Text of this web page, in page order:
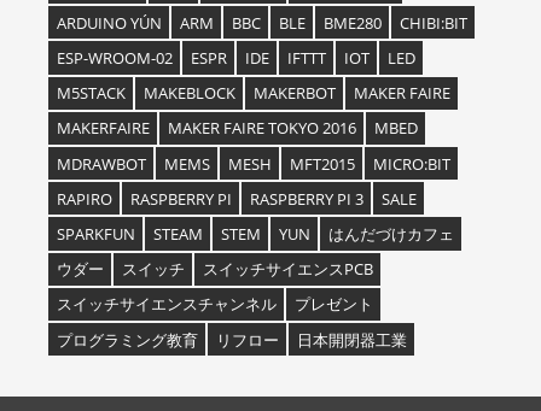
ARDUINO YÚN
ARM BBC BLE BME280
CHIBI:BIT
ESP-WROOM-02
ESPR IDE IFTTT IOT
LED
M5STACK
MAKEBLOCK MAKERBOT
MAKER FAIRE
MAKERFAIRE
MAKER FAIRE TOKYO 2016
MBED
MDRAWBOT
MEMS MESH MFT2015
MICRO:BIT
RAPIRO
RASPBERRY PI RASPBERRY PI 3
SALE
SPARKFUN
STEAM STEM YUN
はんだづけカフェ
ウダー
スイッチ
スイッチサイエンスPCB
スイッチサイエンスチャンネル
プレゼント
プログラミング教育
リフロー 日本開閉器工業